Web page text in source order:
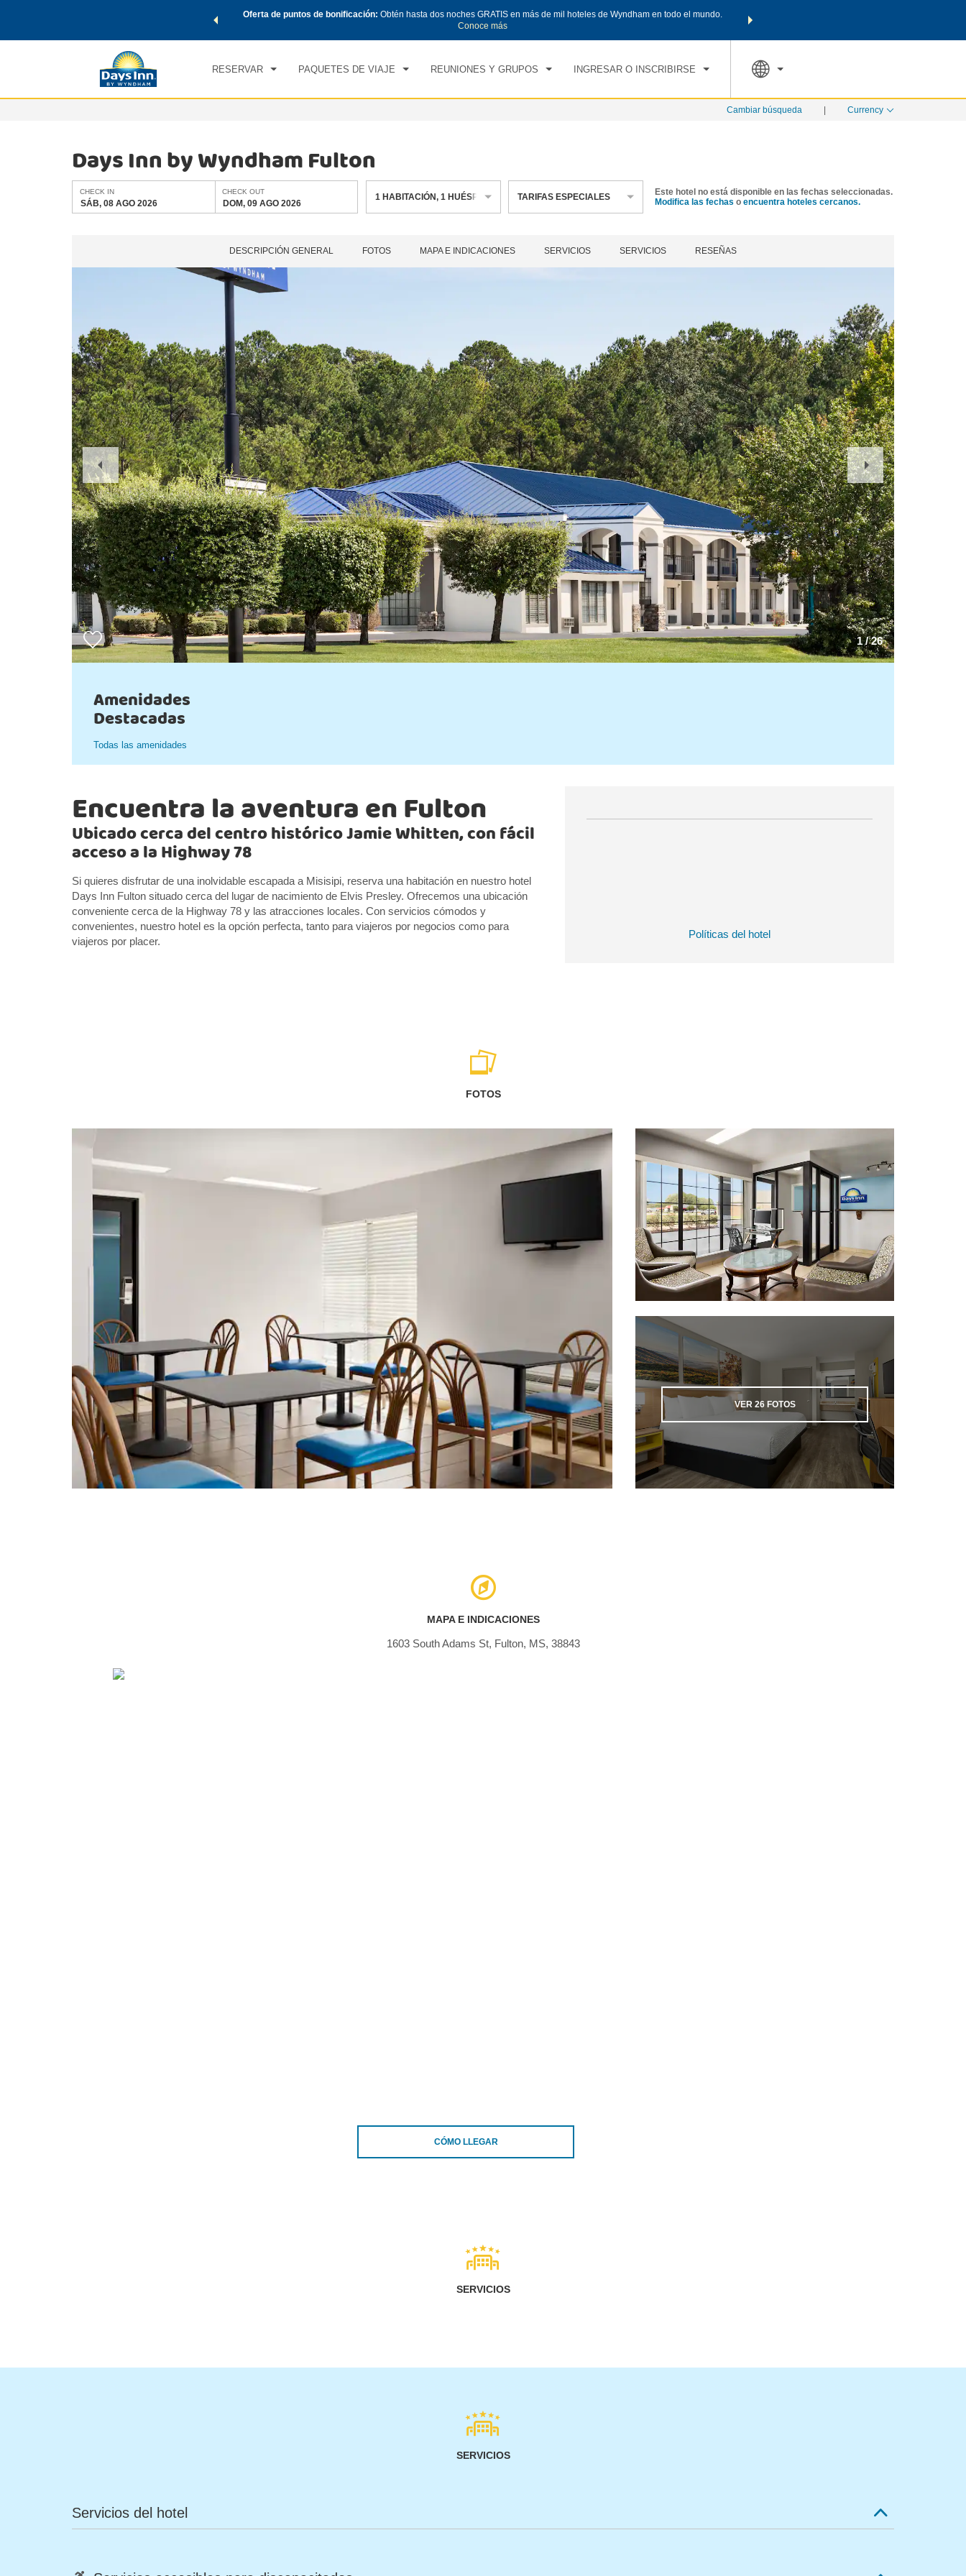
de Wyndham, además, gana puntos Wyndham Rewards
Oferta de puntos de bonificación:Obtén hasta dos noches GRATIS en más de mil hoteles de Wyndham en todo el mundo.
Conoce más
Agrupa tu hotel, vuelos y mucho más con los Paquetes de
RESERVAR PAQUETES DE VIAJE REUNIONES Y GRUPOS INGRESAR O INSCRIBIRSE
CHECK IN CHECK OUT
DOM, 09 AGO 2026
TARIFAS ESPECIALES
Cambiar búsqueda Currency
Days Inn by Wyndham Fulton
CHECK IN
SÁB, 08 AGO 2026
CHECK OUT
DOM, 09 AGO 2026
1 HABITACIÓN,1 HUÉSPED TARIFAS ESPECIALES
Este hotel no está disponible en las fechas seleccionadas.
Modifica las fechas o encuentra hoteles cercanos.
DESCRIPCIÓN GENERAL FOTOS MAPA E INDICACIONES SERVICIOS SERVICIOS RESEÑAS
1/26
Previous
Slide
Next
Slide
Amenidades
Destacadas
Todas las amenidades
Políticas del hotel
Encuentra la aventura en Fulton
Ubicado cerca del centro histórico Jamie Whitten, con fácil
acceso a la Highway 78
Si quieres disfrutar de una inolvidable escapada a Misisipi, reserva una habitación en nuestro hotel
Days Inn Fulton situado cerca del lugar de nacimiento de Elvis Presley. Ofrecemos una ubicación
conveniente cerca de la Highway 78 y las atracciones locales. Con servicios cómodos y
convenientes, nuestro hotel es la opción perfecta, tanto para viajeros por negocios como para
viajeros por placer.
FOTOS
VER 26FOTOS
MAPA E INDICACIONES
1603 South Adams St, Fulton, MS, 38843
CÓMO LLEGAR
SERVICIOS
SERVICIOS
Servicios del hotel